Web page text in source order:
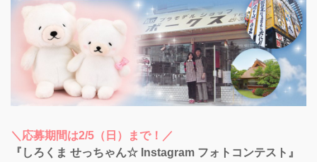
＼応募期間は2/5（日）まで！／
『しろくま せっちゃん☆ Instagram フォトコンテスト』